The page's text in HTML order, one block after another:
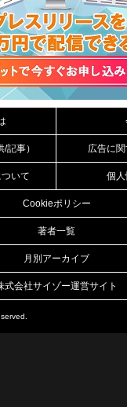
記事） 広告に
いて 個
Cookieポリシー
著者一覧
月別アーカイブ
式会社サイゾー運営サイト